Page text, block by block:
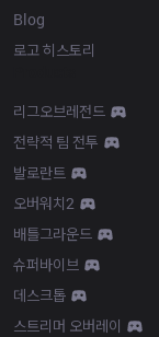
Blog
로고 히스토리
리그오브레전드
전략적 팀 전투
발로란트
오버워치2
배틀그라운드
슈퍼바이브
데스크톱
스트리머 오버레이